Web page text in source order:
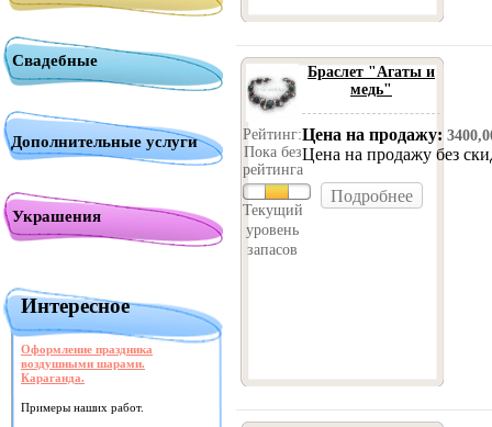
Свадебные
Дополнительные услуги
Украшения
Интересное
Оформление праздника
воздушными шарами.
Караганда.
Примеры наших работ.
Рейтинг:
Пока без
рейтинга
Текущий
уровень
запасов
Браслет "Агаты и
медь"
Цена на продажу:
Цена на продажу без
Подробнее